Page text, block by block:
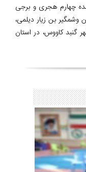
چهارم هجری و برجی
بن زیار دیلمی،
گنبد کاووس، در استان